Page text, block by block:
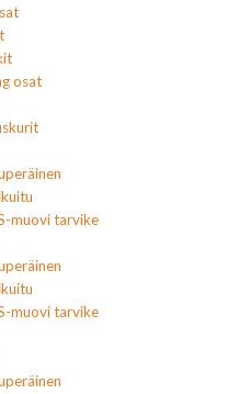
osat
muovi tarvike
muovi tarvike